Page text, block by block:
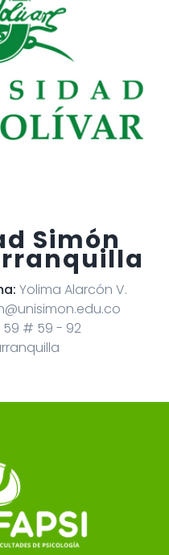
Simón
Yolima Alarcón V.
59 # 59 - 92